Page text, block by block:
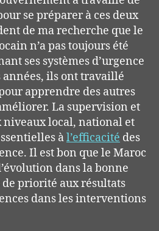
se préparer à ces deux
de ma recherche que le
n’a pas toujours été
ses systèmes d’urgence
années, ils ont travaillé
apprendre des autres
La supervision et
niveaux local, national et
àl’efficacité des
Il est bon que le Maroc
dans la bonne
priorité aux résultats
dans les interventions